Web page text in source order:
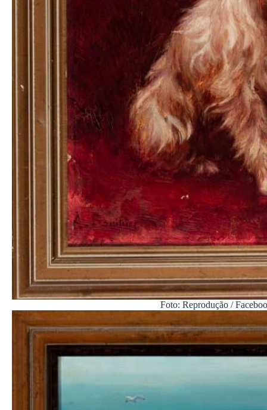
Foto: Reprodução /